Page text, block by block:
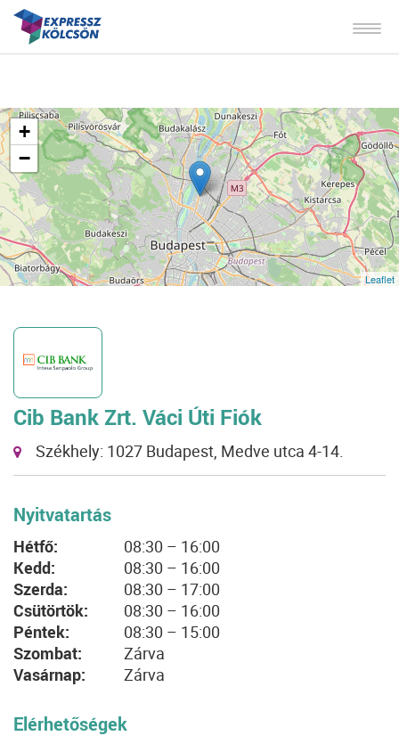
+
−
Leaflet
Cib Bank Zrt. Váci Úti Fiók
Székhely: 1027 Budapest, Medve utca 4-14.
Nyitvatartás
Hétfő:
08:30 – 16:00
Kedd:
08:30 – 16:00
Szerda:
08:30 – 17:00
Csütörtök:
08:30 – 16:00
Péntek:
08:30 – 15:00
Szombat:
Zárva
Vasárnap:
Zárva
Elérhetőségek